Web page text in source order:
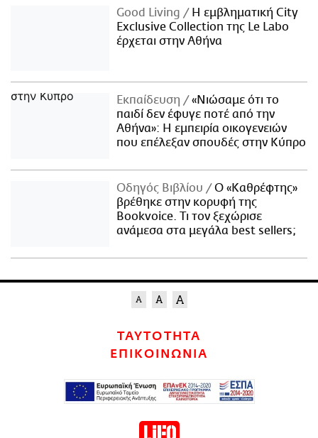
Good Living
Η εμβληματική City
Exclusive Collection της Le Labo
έρχεται στην Αθήνα
Εκπαίδευση
«Νιώσαμε ότι το
παιδί δεν έφυγε ποτέ από την
Αθήνα»: Η εμπειρία οικογενειών
που επέλεξαν σπουδές στην Κύπρο
Οδηγός Βιβλίου
Ο «Καθρέφτης»
βρέθηκε στην κορυφή της
Bookvoice. Τι τον ξεχώρισε
ανάμεσα στα μεγάλα best sellers;
ΤΑΥΤΟΤΗΤΑ
ΕΠΙΚΟΙΝΩΝΙΑ